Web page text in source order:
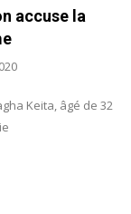
accuse la
Keita, âgé de 32